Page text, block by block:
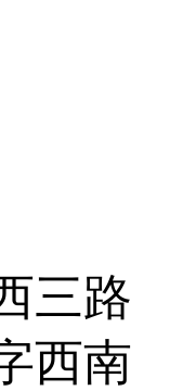
三路
西南